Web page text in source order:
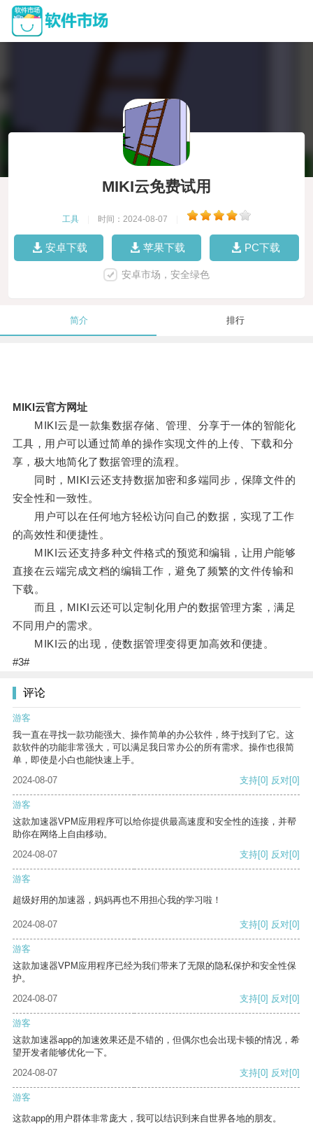
MIKI云免费试用
工具 时间：2024-08-07
安卓下载 苹果下载 PC下载
安卓市场，安全绿色
简介 排行
MIKI云官方网址
MIKI云是一款集数据存储、管理、分享于一体的智能化
工具，用户可以通过简单的操作实现文件的上传、下载和分
享，极大地简化了数据管理的流程。
同时，MIKI云还支持数据加密和多端同步，保障文件的
安全性和一致性。
用户可以在任何地方轻松访问自己的数据，实现了工作
的高效性和便捷性。
MIKI云还支持多种文件格式的预览和编辑，让用户能够
直接在云端完成文档的编辑工作，避免了频繁的文件传输和
下载。
而且，MIKI云还可以定制化用户的数据管理方案，满足
不同用户的需求。
MIKI云的出现，使数据管理变得更加高效和便捷。
#3#
评论
游客
我一直在寻找一款功能强大、操作简单的办公软件，终于找到了它。这
款软件的功能非常强大，可以满足我日常办公的所有需求。操作也很简
单，即使是小白也能快速上手。
2024-08-07
支持[0] 反对[0]
游客
这款加速器VPM应用程序可以给你提供最高速度和安全性的连接，并帮
助你在网络上自由移动。
2024-08-07
支持[0] 反对[0]
游客
超级好用的加速器，妈妈再也不用担心我的学习啦！
2024-08-07 支持[0] 反对[0]
游客
这款加速器VPM应用程序已经为我们带来了无限的隐私保护和安全性保
护。
2024-08-07
支持[0] 反对[0]
游客
这款加速器app的加速效果还是不错的，但偶尔也会出现卡顿的情况，希
望开发者能够优化一下。
2024-08-07
支持[0] 反对[0]
游客
这款app的用户群体非常庞大，我可以结识到来自世界各地的朋友。